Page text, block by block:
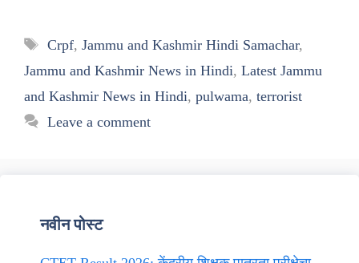
Tags
Crpf, Jammu and Kashmir Hindi Samachar,
Jammu and Kashmir News in Hindi, Latest Jammu
and Kashmir News in Hindi, pulwama, terrorist
Leave a comment
नवीन पोस्ट